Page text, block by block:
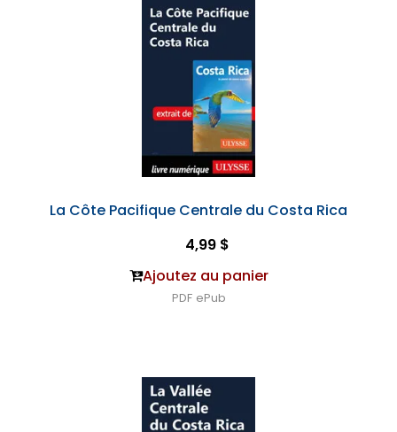
La Côte Pacifique Centrale du Costa Rica
4,99 $
Ajoutez au panier
PDF ePub